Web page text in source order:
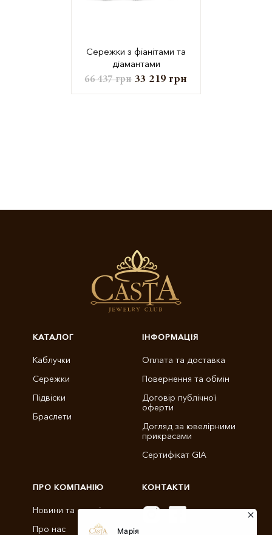
Сережки з фіанітами та
діамантами
66 437грн 33 219 грн
КАТАЛОГ
Каблучки
Сережки
Підвіски
Браслети
ІНФОРМАЦІЯ
Оплата та доставка
Повернення та обмін
Договір публічної
оферти
Догляд за ювелірними
прикрасами
Сертифікат GIA
ПРО КОМПАНІЮ
Новини та статті
Про нас
КОНТАКТИ